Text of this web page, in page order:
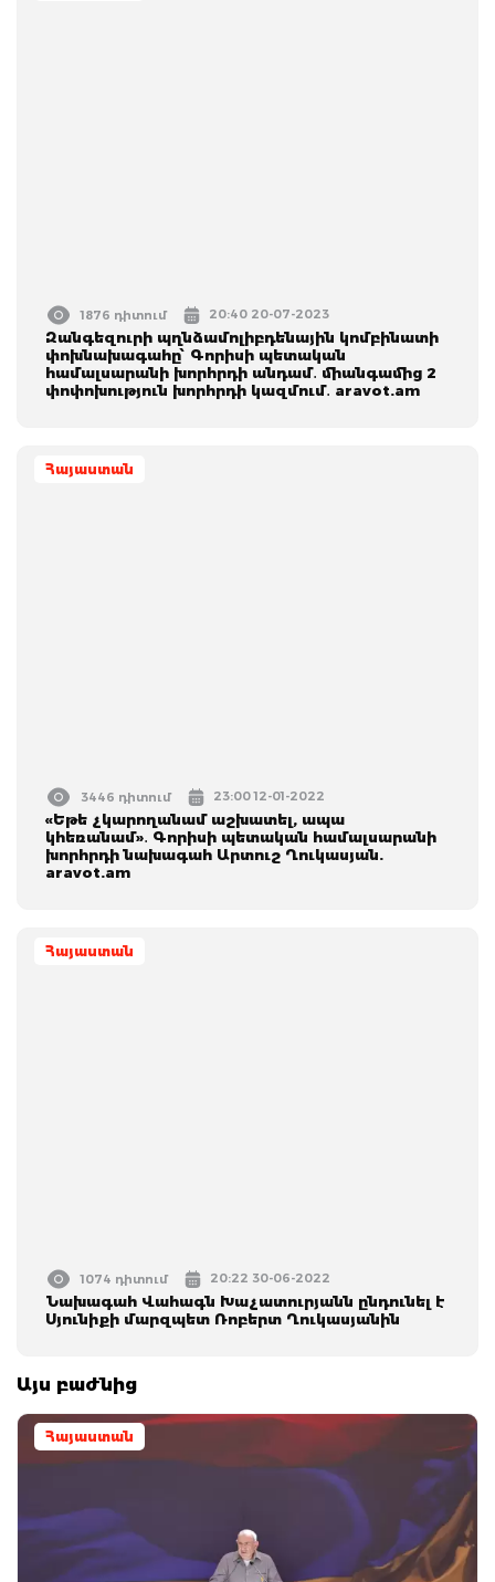
1876 դիտում 20:40 20-07-2023
Զանգեզուրի պղնձամոլիբդենային կոմբինատի
փոխնախագահը՝ Գորիսի պետական
համալսարանի խորհրդի անդամ․ միանգամից 2
փոփոխություն խորհրդի կազմում․ aravot.am
Հայաստան
3446 դիտում 23:00 12-01-2022
«Եթե չկարողանամ աշխատել, ապա
կհեռանամ»․ Գորիսի պետական համալսարանի
խորհրդի նախագահ Արտուշ Ղուկասյան.
aravot.am
Հայաստան
1074 դիտում 20:22 30-06-2022
Նախագահ Վահագն Խաչատուրյանն ընդունել է
Սյունիքի մարզպետ Ռոբերտ Ղուկասյանին
Այս բաժնից
Հայաստան